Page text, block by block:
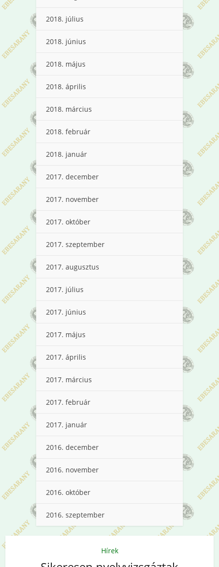
2018. július
2018. június
2018. május
2018. április
2018. március
2018. február
2018. január
2017. december
2017. november
2017. október
2017. szeptember
2017. augusztus
2017. július
2017. június
2017. május
2017. április
2017. március
2017. február
2017. január
2016. december
2016. november
2016. október
2016. szeptember
Hírek